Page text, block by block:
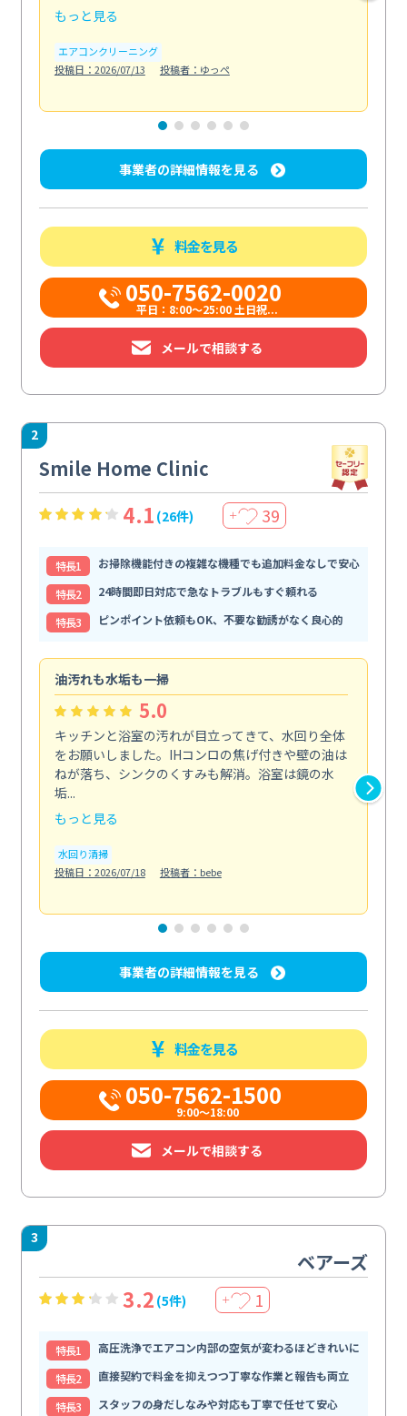
もっと見る
エアコンクリーニング
投稿日：2026/07/13
投稿者：ゆっぺ
事業者の詳細情報を見る
料金を見る
050-7562-0020
平日：8:00〜25:00 土日祝...
メールで相談する
2
Smile Home Clinic
4.1 (26件) ＋ 39
特⻑1
お掃除機能付きの複雑な機種でも追加料金なしで安心
特⻑2
24時間即日対応で急なトラブルもすぐ頼れる
特⻑3
ピンポイント依頼もOK、不要な勧誘がなく良心的
油汚れも水垢も一掃
5.0
キッチンと浴室の汚れが目立ってきて、水回り全体
をお願いしました。IHコンロの焦げ付きや壁の油は
ねが落ち、シンクのくすみも解消。浴室は鏡の水
垢...
もっと見る
水回り清掃
投稿日：2026/07/18
投稿者：bebe
事業者の詳細情報を見る
料金を見る
050-7562-1500
9:00～18:00
メールで相談する
3
ベアーズ
3.2 (5件) ＋ 1
特⻑1
高圧洗浄でエアコン内部の空気が変わるほどきれいに
特⻑2
直接契約で料金を抑えつつ丁寧な作業と報告も両立
特⻑3
スタッフの身だしなみや対応も丁寧で任せて安心